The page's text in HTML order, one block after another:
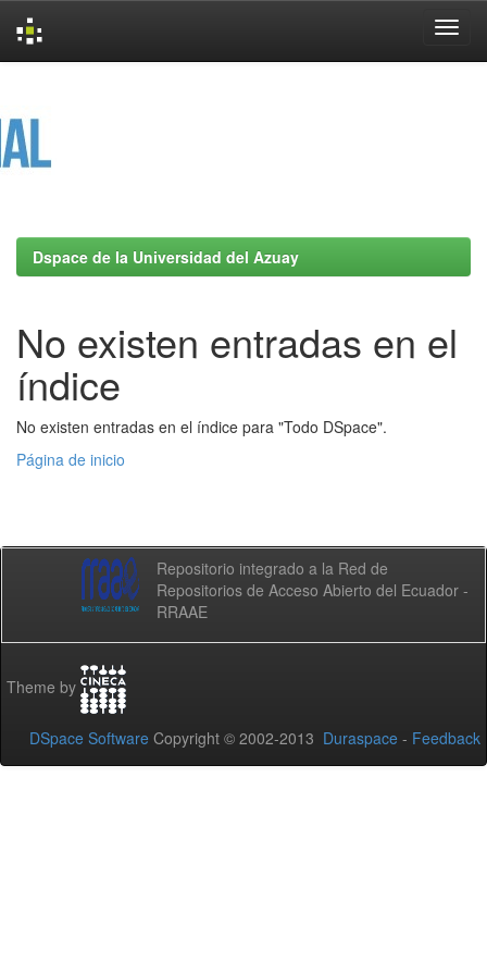
Dspace de la Universidad del Azuay
No existen entradas en el
índice
No existen entradas en el índice para "Todo DSpace".
Página de inicio
Repositorio integrado a la Red de
Repositorios de Acceso Abierto del Ecuador -
RRAAE
Theme by
DSpace Software Copyright © 2002-2013 Duraspace - Feedback